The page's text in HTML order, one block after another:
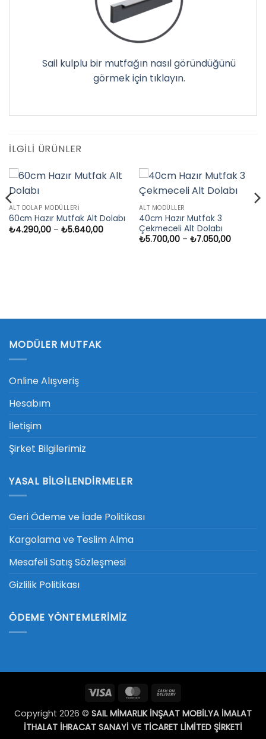
Sail kulplu bir mutfağın nasıl göründüğünü
görmek için tıklayın.
İLGILI ÜRÜNLER
ALT DOLAP MODÜLLERI
60cm Hazır Mutfak Alt Dolabı
₺4.290,00 – ₺5.640,00Fiyat
₺4.290,00
ALT MODÜLLER
40cm Hazır Mutfak 3
Çekmeceli Alt Dolabı
₺5.700,00 – ₺7.050,00Fiyat
MODÜLER MUTFAK
Online Alışveriş
Hesabım
İletişim
Şirket Bilgilerimiz
YASAL BILGILENDIRMELER
Geri Ödeme ve İade Politikası
Kargolama ve Teslim Alma
Mesafeli Satış Sözleşmesi
Gizlilik Politikası
ÖDEME YÖNTEMLERIMIZ
Visa MasterCard
Delivery
Copyright 2026 © SAIL MİMARLIK İNŞAAT MOBİLYA İMALAT
İTHALAT İHRACAT SANAYİ VE TİCARET LİMİTED ŞİRKETİ